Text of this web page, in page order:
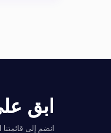
ابق
انضم إلى